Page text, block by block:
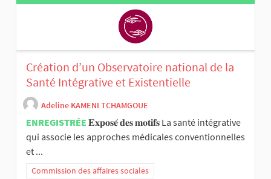
Création d’un Observatoire national de la
Santé Intégrative et Existentielle
Adeline KAMENI TCHAMGOUE
ENREGISTRÉE 𝐄𝐱𝐩𝐨𝐬𝐞́ 𝐝𝐞𝐬 𝐦𝐨𝐭𝐢𝐟𝐬 La santé intégrative
qui associe les approches médicales conventionnelles
et ...
Commission des affaires sociales